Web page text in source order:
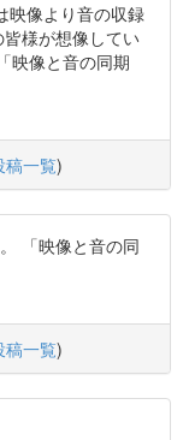
映像より音の収録
様が想像してい
映像と音の同期
稿一覧)
「映像と音の同
稿一覧)